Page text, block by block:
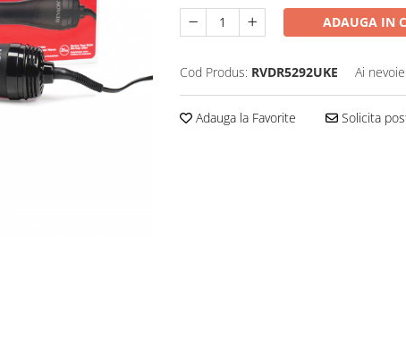
ADAUGA IN
Cod Produs: RVDR5292UKE Ai
Adauga la Favorite Solicita